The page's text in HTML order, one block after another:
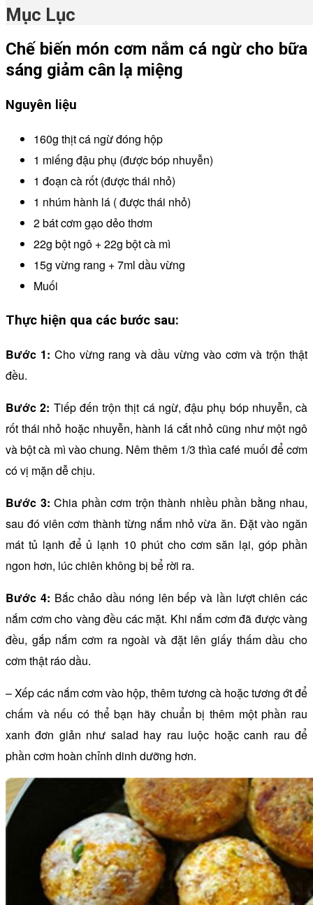
Mục Lục
Chế biến món cơm nắm cá ngừ cho bữa
sáng giảm cân lạ miệng
Nguyên liệu
160g thịt cá ngừ đóng hộp
1 miếng đậu phụ (được bóp nhuyễn)
1 đoạn cà rốt (được thái nhỏ)
1 nhúm hành lá ( được thái nhỏ)
2 bát cơm gạo dẻo thơm
22g bột ngô + 22g bột cà mì
15g vừng rang + 7ml dầu vừng
Muối
Thực hiện qua các bước sau:
Bước 1: Cho vừng rang và dầu vừng vào cơm và trộn thật
đều.
Bước 2: Tiếp đến trộn thịt cá ngừ, đậu phụ bóp nhuyễn, cà
rốt thái nhỏ hoặc nhuyễn, hành lá cắt nhỏ cũng như một ngô
và bột cà mì vào chung. Nêm thêm 1/3 thìa café muối để cơm
có vị mặn dễ chịu.
Bước 3: Chia phần cơm trộn thành nhiều phần bằng nhau,
sau đó viên cơm thành từng nắm nhỏ vừa ăn. Đặt vào ngăn
mát tủ lạnh để ủ lạnh 10 phút cho cơm săn lại, góp phần
ngon hơn, lúc chiên không bị bể rời ra.
Bước 4: Bắc chảo dầu nóng lên bếp và lần lượt chiên các
nắm cơm cho vàng đều các mặt. Khi nắm cơm đã được vàng
đều, gắp nắm cơm ra ngoài và đặt lên giấy thấm dầu cho
cơm thật ráo dầu.
– Xếp các nắm cơm vào hộp, thêm tương cà hoặc tương ớt để
chấm và nếu có thể bạn hãy chuẩn bị thêm một phần rau
xanh đơn giản như salad hay rau luộc hoặc canh rau để
phần cơm hoàn chỉnh dinh dưỡng hơn.